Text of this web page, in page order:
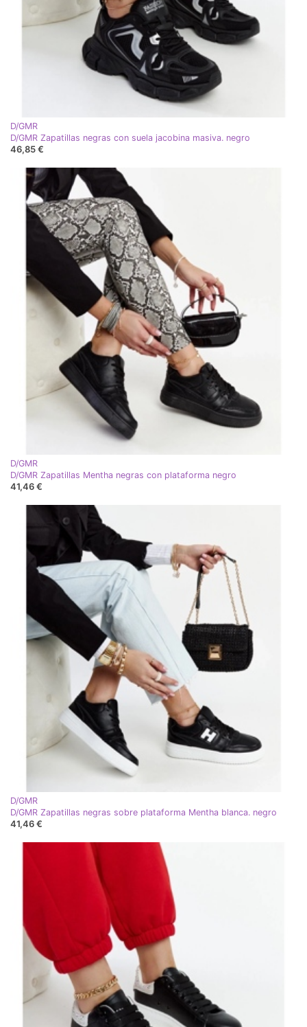
D/GMR
D/GMR Zapatillas negras con suela jacobina masiva. negro
46,85 €
D/GMR
D/GMR Zapatillas Mentha negras con plataforma negro
41,46 €
D/GMR
D/GMR Zapatillas negras sobre plataforma Mentha blanca. negro
41,46 €